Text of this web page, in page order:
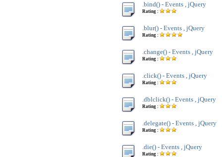
.bind() - Events , jQuery
Rating :
.blur() - Events , jQuery
Rating :
.change() - Events , jQuery
Rating :
.click() - Events , jQuery
Rating :
.dblclick() - Events , jQuery
Rating :
.delegate() - Events , jQuery
Rating :
.die() - Events , jQuery
Rating :